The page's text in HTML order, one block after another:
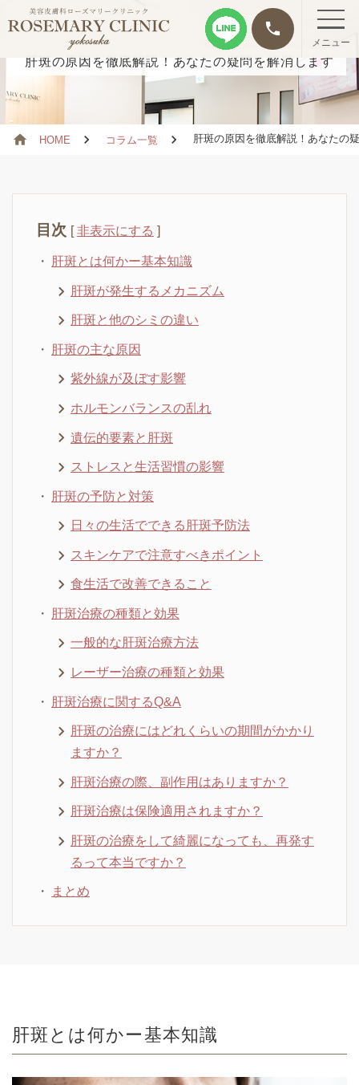
phone
メニュー
肝斑の原因を徹底解説！あなたの疑問を解消します
HOME コラム一覧 肝斑の原因を徹底解説！あなたの
目次 [非表示にする ]
肝斑とは何かー基本知識
肝斑が発生するメカニズム
肝斑と他のシミの違い
肝斑の主な原因
紫外線が及ぼす影響
ホルモンバランスの乱れ
遺伝的要素と肝斑
ストレスと生活習慣の影響
肝斑の予防と対策
日々の生活でできる肝斑予防法
スキンケアで注意すべきポイント
食生活で改善できること
肝斑治療の種類と効果
一般的な肝斑治療方法
レーザー治療の種類と効果
肝斑治療に関するQ&A
肝斑の治療にはどれくらいの期間がかかり
ますか？
肝斑治療の際、副作用はありますか？
肝斑治療は保険適用されますか？
肝斑の治療をして綺麗になっても、再発す
るって本当ですか？
まとめ
肝斑とは何かー基本知識